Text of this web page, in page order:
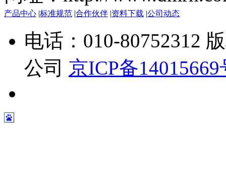
产品中心 |标准规范 |合作伙伴 |资料下载 |公司动态
电话：010-80752312
公司 京ICP备14015669